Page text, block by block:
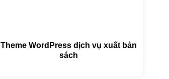
Theme WordPress dịch vụ xuất bản
sách